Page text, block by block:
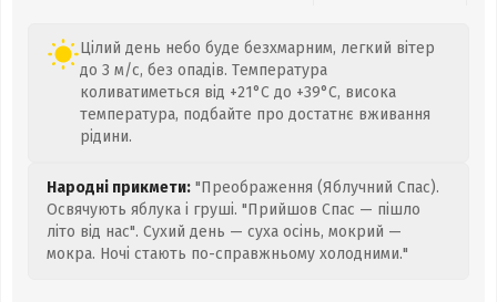
Цілий день небо буде безхмарним, легкий вітер
до 3 м/с, без опадів. Температура
коливатиметься від +21°C до +39°C, висока
температура, подбайте про достатнє вживання
рідини.
Народні прикмети: "Преображення (Яблучний Спас).
Освячують яблука і груші. "Прийшов Спас — пішло
літо від нас". Сухий день — суха осінь, мокрий —
мокра. Ночі стають по-справжньому холодними."